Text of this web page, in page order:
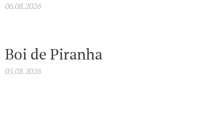
06.08.2026
Boi de Piranha
05.08.2026